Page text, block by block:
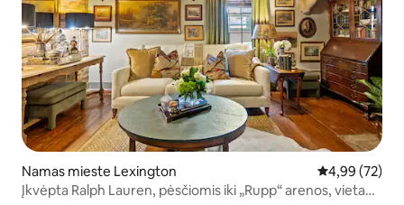
Namas mieste Lexington Vidutinis
4,99 (72)
Įkvėpta Ralph Lauren, pėsčiomis iki „Rupp“ arenos, vieta